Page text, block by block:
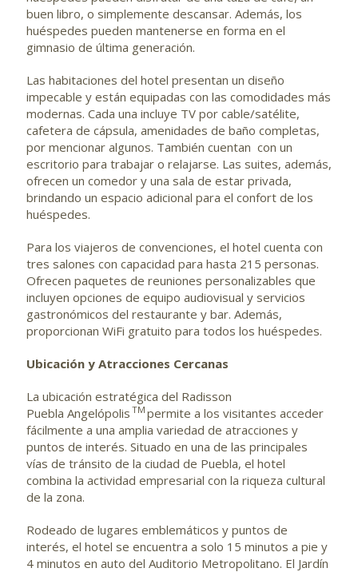
buen libro, o simplemente descansar. Además, los
huéspedes pueden mantenerse en forma en el
gimnasio de última generación.
Las habitaciones del hotel presentan un diseño
impecable y están equipadas con las comodidades más
modernas. Cada una incluye TV por cable/satélite,
cafetera de cápsula, amenidades de baño completas,
por mencionar algunos. También cuentan con un
escritorio para trabajar o relajarse. Las suites, además,
ofrecen un comedor y una sala de estar privada,
brindando un espacio adicional para el confort de los
huéspedes.
Para los viajeros de convenciones, el hotel cuenta con
tres salones con capacidad para hasta 215 personas.
Ofrecen paquetes de reuniones personalizables que
incluyen opciones de equipo audiovisual y servicios
gastronómicos del restaurante y bar. Además,
proporcionan WiFi gratuito para todos los huéspedes.
Ubicación y Atracciones Cercanas
La ubicación estratégica del Radisson
Puebla Angelópolis TMpermite a los visitantes acceder
fácilmente a una amplia variedad de atracciones y
puntos de interés. Situado en una de las principales
vías de tránsito de la ciudad de Puebla, el hotel
combina la actividad empresarial con la riqueza cultural
de la zona.
Rodeado de lugares emblemáticos y puntos de
interés, el hotel se encuentra a solo 15 minutos a pie y
4 minutos en auto del Auditorio Metropolitano. El Jardín